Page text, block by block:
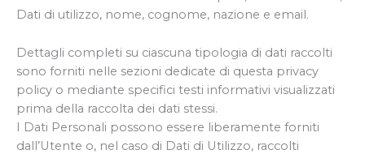
Dati di utilizzo, nome, cognome, nazione e email.
Dettagli completi su ciascuna tipologia di dati raccolti
sono forniti nelle sezioni dedicate di questa privacy
policy o mediante specifici testi informativi visualizzati
prima della raccolta dei dati stessi.
I Dati Personali possono essere liberamente forniti
dall’Utente o, nel caso di Dati di Utilizzo, raccolti